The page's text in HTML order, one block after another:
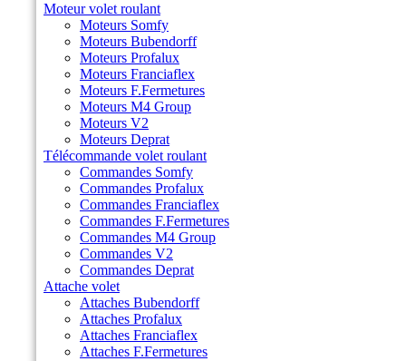
Moteur volet roulant
Moteurs Somfy
Moteurs Bubendorff
Moteurs Profalux
Moteurs Franciaflex
Moteurs F.Fermetures
Moteurs M4 Group
Moteurs V2
Moteurs Deprat
Télécommande volet roulant
Commandes Somfy
Commandes Profalux
Commandes Franciaflex
Commandes F.Fermetures
Commandes M4 Group
Commandes V2
Commandes Deprat
Attache volet
Attaches Bubendorff
Attaches Profalux
Attaches Franciaflex
Attaches F.Fermetures